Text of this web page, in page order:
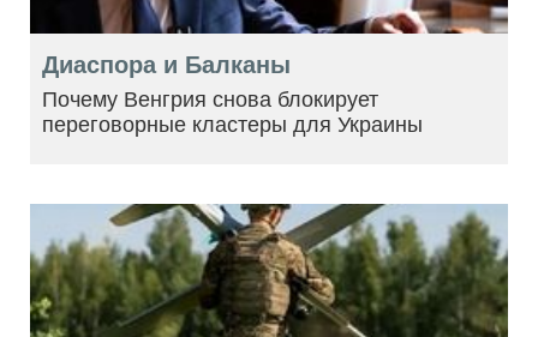
Диаспора и Балканы
Почему Венгрия снова блокирует
переговорные кластеры для Украины